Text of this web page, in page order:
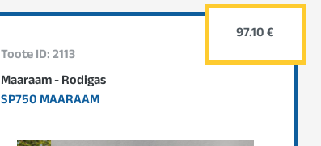
Toote ID: 2113
Maaraam - Rodigas
SP750 MAARAAM
97.10 €